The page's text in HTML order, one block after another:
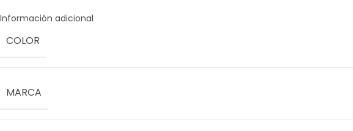
Información adicional
COLOR
MARCA